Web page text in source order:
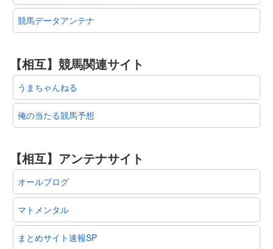
競馬データアンテナ
【相互】競馬関連サイト
うまちゃんねる
俺の当たる競馬予想
【相互】アンテナサイト
オールブログ
マトメンタル
まとめサイト速報SP